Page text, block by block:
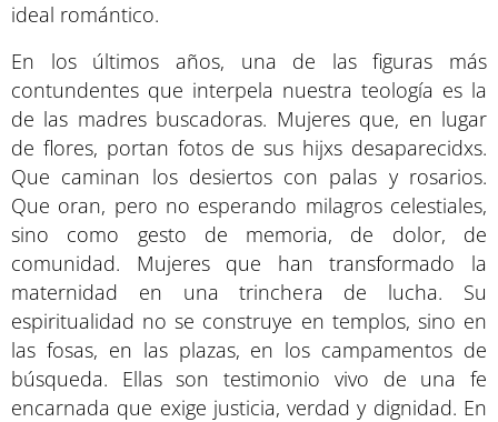
ideal romántico.
En los últimos años, una de las figuras más
contundentes que interpela nuestra teología es la
de las madres buscadoras. Mujeres que, en lugar
de flores, portan fotos de sus hijxs desaparecidxs.
Que caminan los desiertos con palas y rosarios.
Que oran, pero no esperando milagros celestiales,
sino como gesto de memoria, de dolor, de
comunidad. Mujeres que han transformado la
maternidad en una trinchera de lucha. Su
espiritualidad no se construye en templos, sino en
las fosas, en las plazas, en los campamentos de
búsqueda. Ellas son testimonio vivo de una fe
encarnada que exige justicia, verdad y dignidad. En